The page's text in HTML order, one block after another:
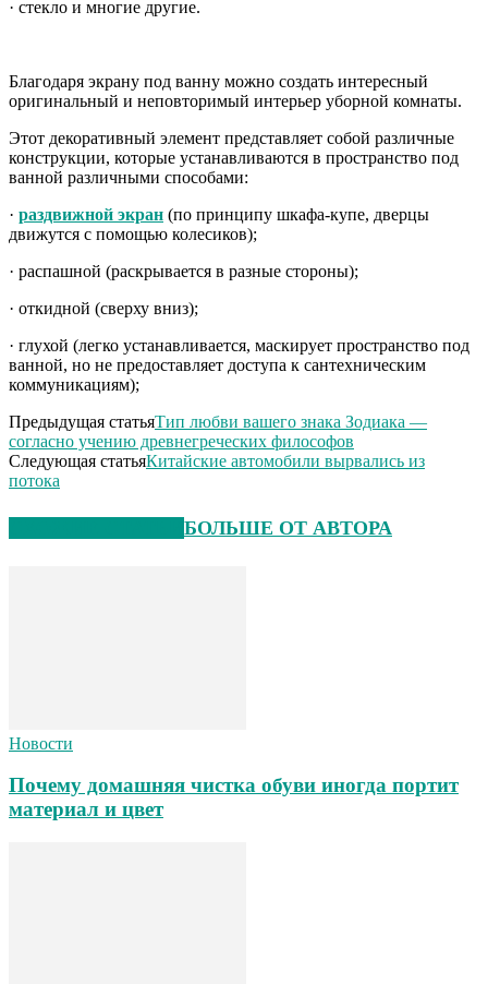
· стекло и многие другие.
Благодаря экрану под ванну можно создать интересный
оригинальный и неповторимый интерьер уборной комнаты.
Этот декоративный элемент представляет собой различные
конструкции, которые устанавливаются в пространство под
ванной различными способами:
· раздвижной экран (по принципу шкафа-купе, дверцы
движутся с помощью колесиков);
· распашной (раскрывается в разные стороны);
· откидной (сверху вниз);
· глухой (легко устанавливается, маскирует пространство под
ванной, но не предоставляет доступа к сантехническим
коммуникациям);
Предыдущая статьяТип любви вашего знака Зодиака —
согласно учению древнегреческих философов
Следующая статьяКитайские автомобили вырвались из
потока
БОЛЬШЕ ОТ АВТОРА
Новости
Почему домашняя чистка обуви иногда портит
материал и цвет